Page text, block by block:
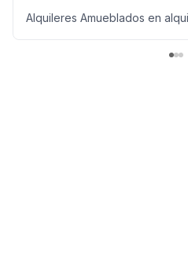
Alquileres Amueblados en